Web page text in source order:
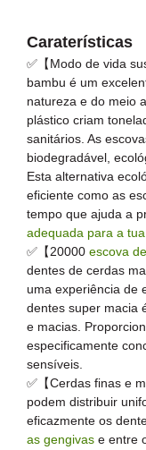
Caraterísticas
✅【Modo de vida
bambu é um
natureza e do meio
plástico criam
sanitários. As
biodegradável,
Esta alternativa
eficiente como as
tempo que ajuda a
adequada para a tua
✅【20000 escova
dentes de cerdas
uma experiência de
dentes super macia
e macias.
especificamente
sensíveis.
✅【Cerdas finas e
podem distribuir
eficazmente os
as gengivas e entre